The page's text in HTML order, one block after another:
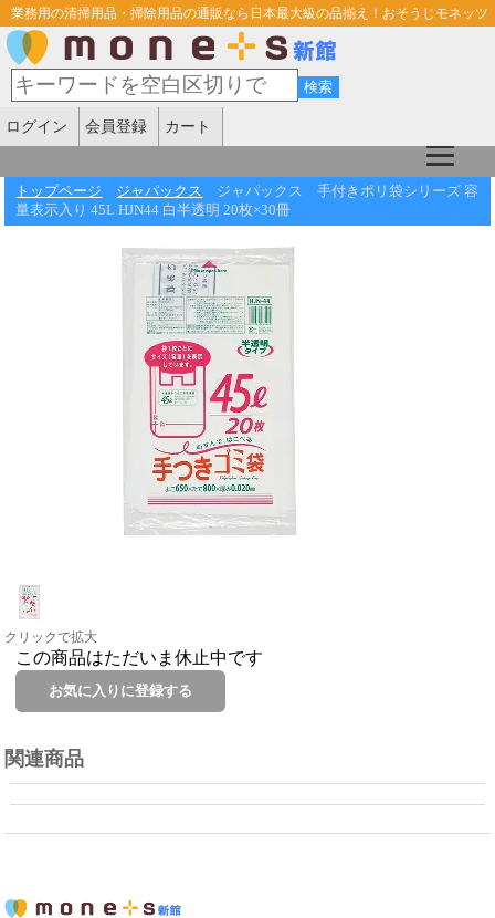
業務用の清掃用品・掃除用品の通販なら日本最大級の品揃え！おそうじモネッツ
ログイン 会員登録 カート
トップページ ジャパックス
ジャパックス 手付きポリ袋シリーズ 容
量表示入り 45L HJN44 白半透明 20枚×30冊
クリックで拡大
この商品はただいま休止中です
関連商品